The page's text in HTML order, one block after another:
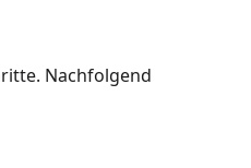
Nachfolgend